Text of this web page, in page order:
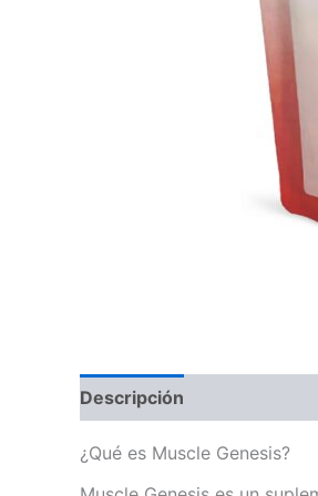
Descripción
¿Qué es Muscle Genesis?